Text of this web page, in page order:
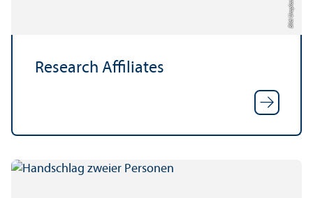
Bild: Unsplash
Research Affiliates